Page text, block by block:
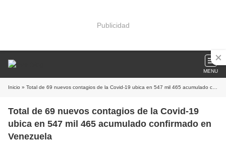
Publicidad
MENU
Inicio » Total de 69 nuevos contagios de la Covid-19 ubica en 547 mil 465 acumulado confirmado en Venezuela
Total de 69 nuevos contagios de la Covid-19
ubica en 547 mil 465 acumulado confirmado en
Venezuela